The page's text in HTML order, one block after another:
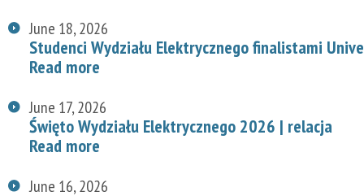
June 18, 2026
Studenci Wydziału Elektrycznego finalistami
Read more
June 17, 2026
Święto Wydziału Elektrycznego 2026 | relacja
Read more
June 16, 2026